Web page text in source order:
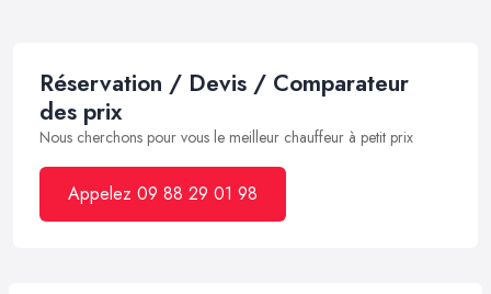
Réservation / Devis / Comparateur
des prix
Nous cherchons pour vous le meilleur chauffeur à petit prix
Appelez 09 88 29 01 98